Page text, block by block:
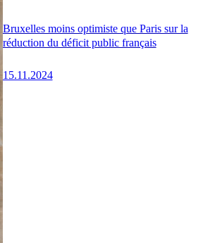
Bruxelles moins optimiste que Paris sur la
réduction du déficit public français
15.11.2024